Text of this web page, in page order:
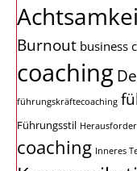
Burnout business
coaching
führungskräftecoaching
Führungsstil
coaching Inneres